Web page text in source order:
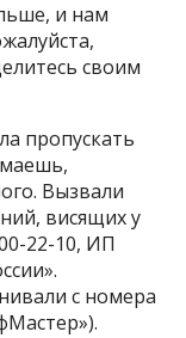
и нам
своим
пропускать
Вызвали
висящих у
22-10, ИП
с номера